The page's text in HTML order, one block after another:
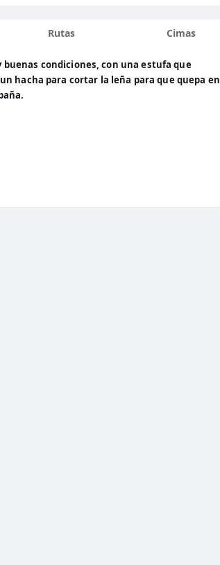
condiciones, con una estufa que
hacha para cortar la leña para que quepa en
Rutas
Cimas